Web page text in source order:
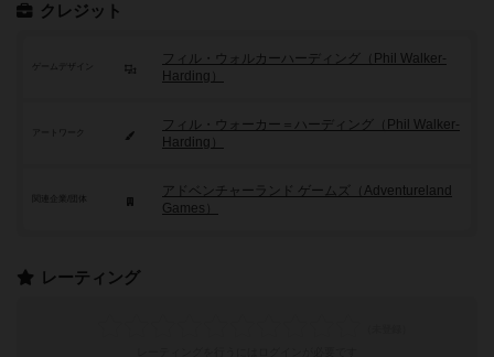
クレジット
ゲームデザイン
フィル・ウォルカーハーディング（Phil Walker-
Harding）
アートワーク
フィル・ウォーカー＝ハーディング（Phil Walker-
Harding）
アドベンチャーランド ゲームズ（Adventureland
Games）
レーティング